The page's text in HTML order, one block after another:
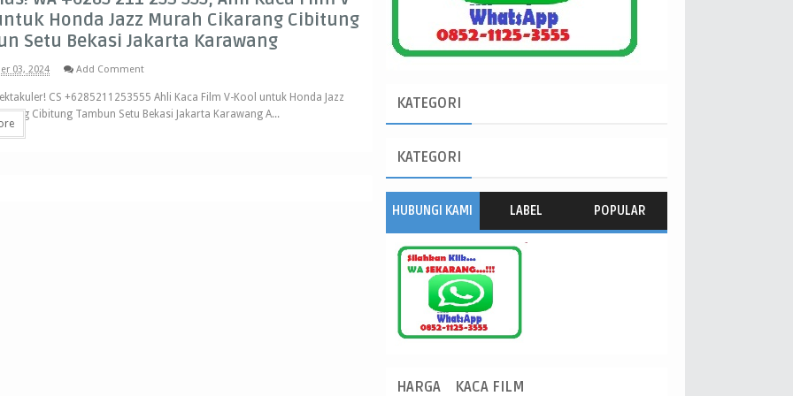
Honda Jazz Murah Cikarang Cibitung
Setu Bekasi Jakarta Karawang
03, 2024 Add Comment
CS +6285211253555 Ahli Kaca Film V-Kool untuk Honda Jazz
Cibitung Tambun Setu Bekasi Jakarta Karawang A...
KATEGORI
KATEGORI
HUBUNGI KAMI LABEL POPULAR
HARGA KACA FILM